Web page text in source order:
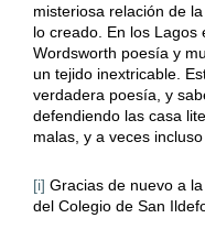
misteriosa relación de
lo creado. En los Lagos
Wordsworth poesía y
un tejido inextricable.
verdadera poesía, y
defendiendo las casa
malas, y a veces
[i] Gracias de nuevo a
del Colegio de San